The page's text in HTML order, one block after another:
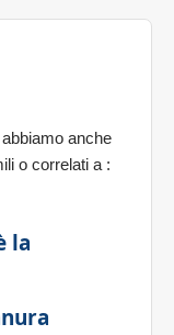
anche
o correlati a :
la